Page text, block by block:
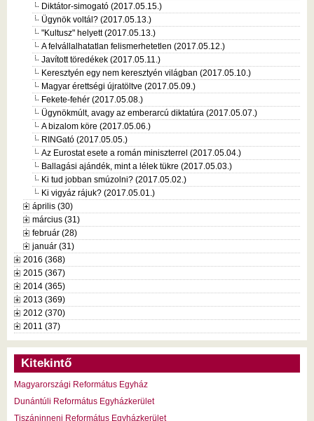
Diktátor-simogató (2017.05.15.)
Ügynök voltál? (2017.05.13.)
"Kultusz" helyett (2017.05.13.)
A felvállalhatatlan felismerhetetlen (2017.05.12.)
Javított töredékek (2017.05.11.)
Keresztyén egy nem keresztyén világban (2017.05.10.)
Magyar érettségi újratöltve (2017.05.09.)
Fekete-fehér (2017.05.08.)
Ügynökmúlt, avagy az emberarcú diktatúra (2017.05.07.)
A bizalom köre (2017.05.06.)
RINGató (2017.05.05.)
Az Eurostat esete a román miniszterrel (2017.05.04.)
Ballagási ajándék, mint a lélek tükre (2017.05.03.)
Ki tud jobban smúzolni? (2017.05.02.)
Ki vigyáz rájuk? (2017.05.01.)
április (30)
március (31)
február (28)
január (31)
2016 (368)
2015 (367)
2014 (365)
2013 (369)
2012 (370)
2011 (37)
Kitekintő
Magyarországi Református Egyház
Dunántúli Református Egyházkerület
Tiszáninneni Református Egyházkerület